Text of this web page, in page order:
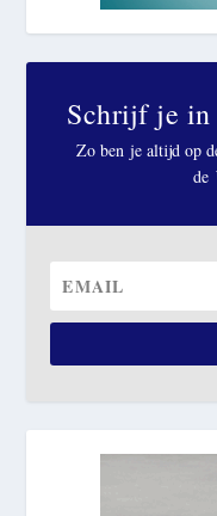
Schrijf je in
Zo ben je altijd op
de